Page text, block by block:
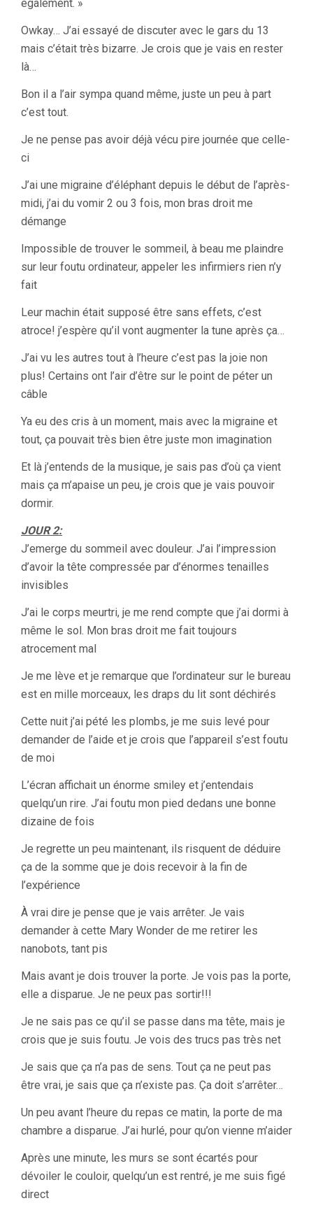
également. »
Owkay… J’ai essayé de discuter avec le gars du 13
mais c’était très bizarre. Je crois que je vais en rester
là…
Bon il a l’air sympa quand même, juste un peu à part
c’est tout.
Je ne pense pas avoir déjà vécu pire journée que celle-
ci
J’ai une migraine d’éléphant depuis le début de l’après-
midi, j’ai du vomir 2 ou 3 fois, mon bras droit me
démange
Impossible de trouver le sommeil, à beau me plaindre
sur leur foutu ordinateur, appeler les infirmiers rien n’y
fait
Leur machin était supposé être sans effets, c’est
atroce! j’espère qu’il vont augmenter la tune après ça…
J’ai vu les autres tout à l’heure c’est pas la joie non
plus! Certains ont l’air d’être sur le point de péter un
câble
Ya eu des cris à un moment, mais avec la migraine et
tout, ça pouvait très bien être juste mon imagination
Et là j’entends de la musique, je sais pas d’où ça vient
mais ça m’apaise un peu, je crois que je vais pouvoir
dormir.
JOUR 2:
J’emerge du sommeil avec douleur. J’ai l’impression
d’avoir la tête compressée par d’énormes tenailles
invisibles
J’ai le corps meurtri, je me rend compte que j’ai dormi à
même le sol. Mon bras droit me fait toujours
atrocement mal
Je me lève et je remarque que l’ordinateur sur le bureau
est en mille morceaux, les draps du lit sont déchirés
Cette nuit j’ai pété les plombs, je me suis levé pour
demander de l’aide et je crois que l’appareil s’est foutu
de moi
L’écran affichait un énorme smiley et j’entendais
quelqu’un rire. J’ai foutu mon pied dedans une bonne
dizaine de fois
Je regrette un peu maintenant, ils risquent de déduire
ça de la somme que je dois recevoir à la fin de
l’expérience
À vrai dire je pense que je vais arrêter. Je vais
demander à cette Mary Wonder de me retirer les
nanobots, tant pis
Mais avant je dois trouver la porte. Je vois pas la porte,
elle a disparue. Je ne peux pas sortir!!!
Je ne sais pas ce qu’il se passe dans ma tête, mais je
crois que je suis foutu. Je vois des trucs pas très net
Je sais que ça n’a pas de sens. Tout ça ne peut pas
être vrai, je sais que ça n’existe pas. Ça doit s’arrêter…
Un peu avant l’heure du repas ce matin, la porte de ma
chambre a disparue. J’ai hurlé, pour qu’on vienne m’aider
Après une minute, les murs se sont écartés pour
dévoiler le couloir, quelqu’un est rentré, je me suis figé
direct